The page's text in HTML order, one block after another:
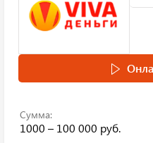
Сумма:
1000 – 100 000 руб.